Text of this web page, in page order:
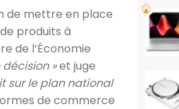
de mettre en place
produits à
de l’Économie
»et juge
sur le plan national
de commerce